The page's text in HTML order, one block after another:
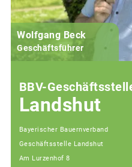
Wolfgang Beck
Geschäftsführer
BBV-
Landshut
Bayerischer Bauernverband
Geschäftsstelle Landshut
Am Lurzenhof 8